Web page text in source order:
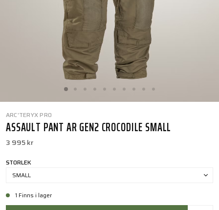
ARC'TERYX PRO
ASSAULT PANT AR GEN2 CROCODILE SMALL
3 995 kr
STORLEK
SMALL
1 Finns i lager